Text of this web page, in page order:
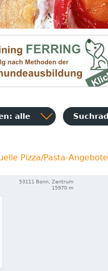
alle
Pizza/Pasta-
53111 Bonn, Zentrum
15970 m